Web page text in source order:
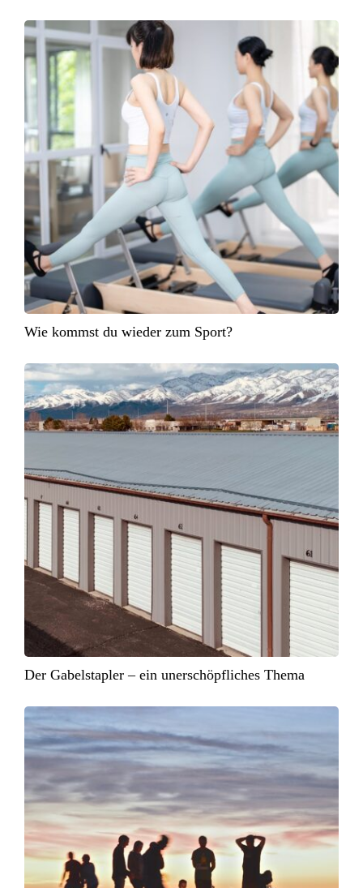
Wie kommst du wieder zum Sport?
Der Gabelstapler – ein unerschöpfliches Thema